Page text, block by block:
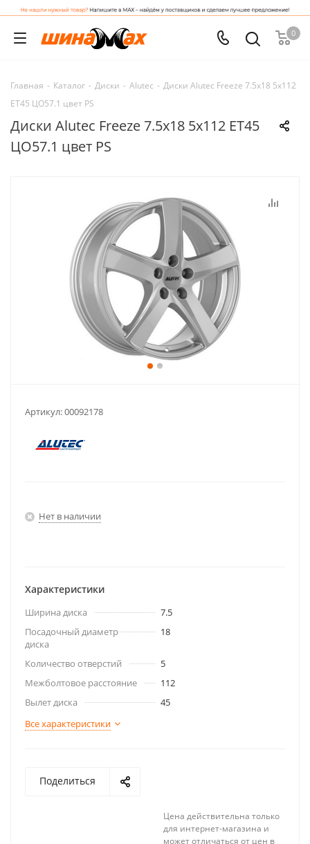
0
Главная - Каталог - Диски - Alutec - Диски Alutec Freeze 7.5x18 5x112
ET45 ЦО57.1 цвет PS
Диски Alutec Freeze 7.5x18 5x112 ET45
ЦО57.1 цвет PS
Артикул:00092178
Нет в наличии
Характеристики
Ширина диска
7.5
Посадочный диаметр
диска
18
Количество отверстий
5
Межболтовое расстояние
112
Вылет диска
45
Все характеристики
Поделиться
Цена действительна только
для интернет-магазина и
может отличаться от цен в